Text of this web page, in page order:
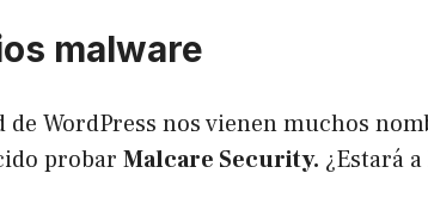
malware
WordPress nos vienen muchos
probar Malcare Security. ¿Estará